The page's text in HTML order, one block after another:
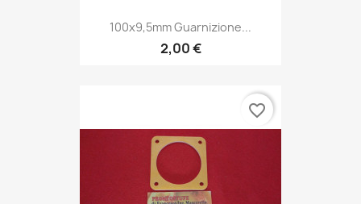
100x9,5mm Guarnizione...
2,00 €
favorite_border